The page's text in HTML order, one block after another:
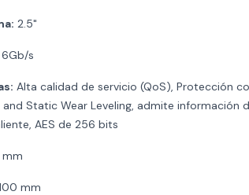
2.5"
6Gb/s
Alta calidad de servicio (QoS), Protección
and Static Wear Leveling, admite información
AES de 256 bits
mm